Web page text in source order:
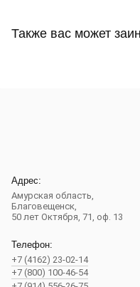
Также вас может
Адрес:
Амурская область,
Благовещенск,
50 лет Октября, 71, оф. 13
Телефон:
+7 (4162) 23-02-14
+7 (800) 100-46-54